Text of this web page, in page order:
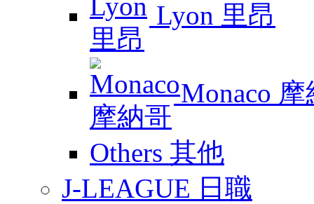
Lyon 里昂
Monaco 摩
Others 其他
J-LEAGUE 日職